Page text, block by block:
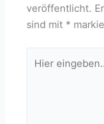
veröffentlicht.
sind mit *
eingeben…